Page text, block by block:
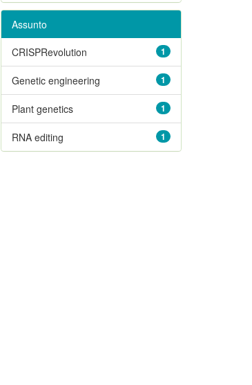
Assunto
1
CRISPRevolution
1
Genetic engineering
1
Plant genetics
1
RNA editing